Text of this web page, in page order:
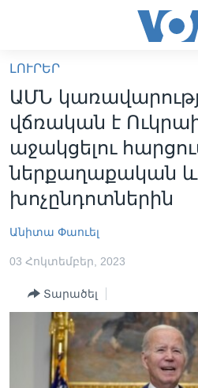
հիմնական
բովանդակությանը
անցնել
հիմնական
բովանդակությանը
հիմնական
բովանդակություն
ԼՈՒՐԵՐ
ՍՓՅՈՒՌՔ
ՏԵՍԱՆՅՈՒԹԵՐ
ՖԻԼՄԵՐ
ՖԻԼՄԵՐ
IN ENGLISH
ՄԵՐ ՄԱՍԻՆ
ՄԵՐ ՄԱՍԻՆ
ԿԱՊ ՄԵԶ ՀԵՏ
ՈՒԿՐԱԻՆԱԿԱՆ ՊԱՏԵՐԱԶՄ
Learning English
ՀԵՏԵՒԵՔ ՄԵԶ
ԼՈՒՐԵՐ
ԱՄՆ
վճռական է
աջակցելու
ներքաղաքական
խոչընդոտներին
Անիտա Փաուել
03 Հոկտեմբեր, 2023
Տարածել